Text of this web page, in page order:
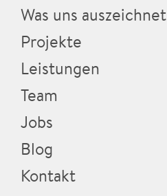
Was uns auszeichnet
Projekte
Leistungen
Team
Jobs
Blog
Kontakt